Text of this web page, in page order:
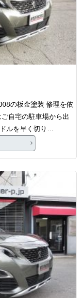
の板金塗装 修理を依
自宅の駐車場から出
ルを早く切り…